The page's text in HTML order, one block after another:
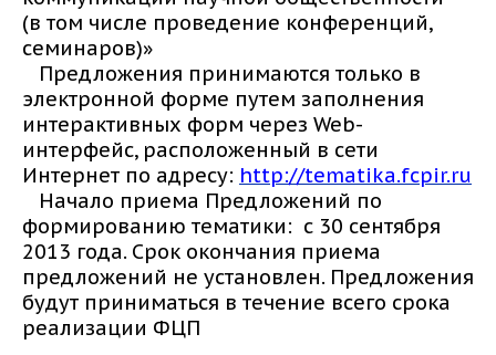
(в том числе проведение конференций,
семинаров)»
Предложения принимаются только в
электронной форме путем заполнения
интерактивных форм через Web-
интерфейс, расположенный в сети
Интернет по адресу: http://tematika.fcpir.ru
Начало приема Предложений по
формированию тематики: с 30 сентября
2013 года. Срок окончания приема
предложений не установлен. Предложения
будут приниматься в течение всего срока
реализации ФЦП